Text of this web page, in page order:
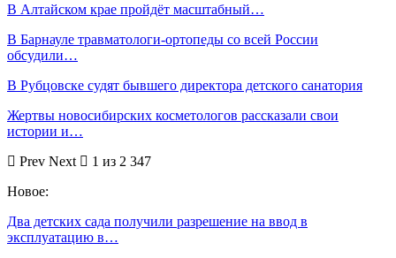
В Алтайском крае пройдёт масштабный…
В Барнауле травматологи-ортопеды со всей России
обсудили…
В Рубцовске судят бывшего директора детского санатория
Жертвы новосибирских косметологов рассказали свои
истории и…
Prev Next
1 из 2 347
Новое:
Два детских сада получили разрешение на ввод в
эксплуатацию в…